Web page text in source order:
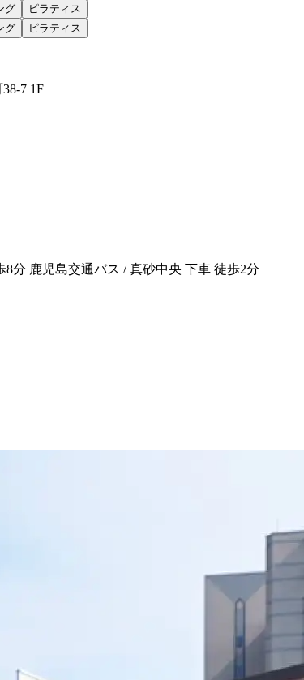
グ
ピラティス
グ ピラティス
7 1F
8分 鹿児島交通バス / 真砂中央 下車 徒歩2分